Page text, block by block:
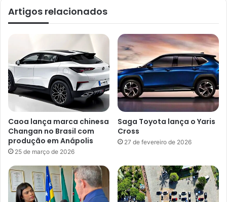
Artigos relacionados
Caoa lança marca chinesa
Changan no Brasil com
produção em Anápolis
25 de março de 2026
Saga Toyota lança o Yaris
Cross
27 de fevereiro de 2026